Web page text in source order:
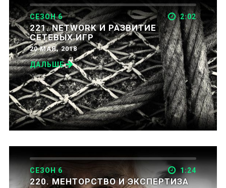
СЕЗОН 6 2:02
221. NETWORK И РАЗВИТИЕ
СЕТЕВЫХ ИГР
20 МАЯ, 2018
ДАЛЬШЕ
СЕЗОН 6 1:24
220. МЕНТОРСТВО И ЭКСПЕРТИЗА